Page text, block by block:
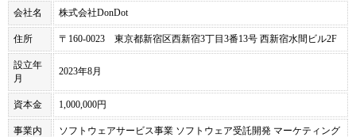
会社名 株式会社DonDot
住所 〒160-0023 東京都新宿区西新宿3丁目3番13号 西新宿水間ビル2F
設立年
月
2023年8月
資本金 1,000,000円
事業内
ソフトウェアサービス事業 ソフトウェア受託開発 マーケティング